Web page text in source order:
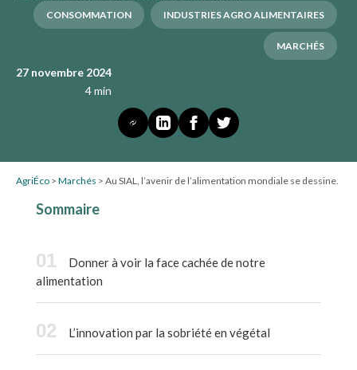
CONSOMMATION INDUSTRIES AGRO ALIMENTAIRES
MARCHÉS
27 novembre 2024
4 min
AgriÉco > Marchés > Au SIAL, l’avenir de l’alimentation mondiale se dessine.
Sommaire
Donner à voir la face cachée de notre
alimentation
L’innovation par la sobriété en végétal